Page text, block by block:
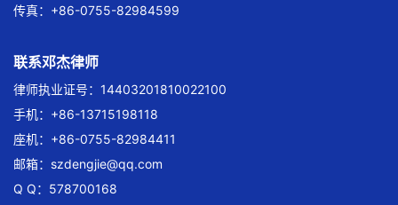
传真：+86-0755-82984599
联系邓杰律师
律师执业证号：14403201810022100
手机：+86-13715198118
座机：+86-0755-82984411
邮箱： szdengjie@qq.com
Q Q：578700168